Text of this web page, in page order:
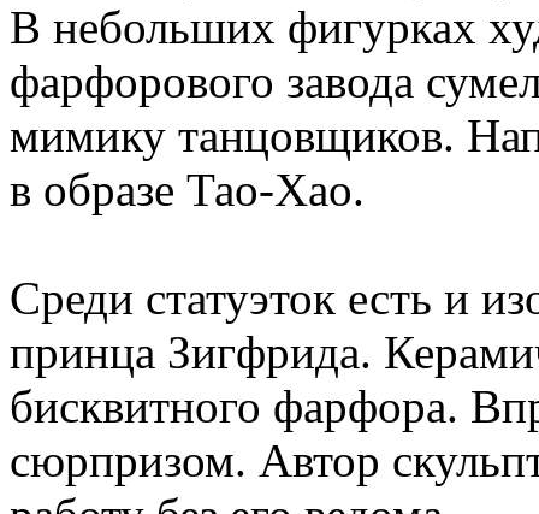
В небольших фигурках
фарфорового завода
мимику танцовщиков.
в образе Тао-Хао.
Среди статуэток есть и
принца Зигфрида.
бисквитного фарфора.
сюрпризом. Автор